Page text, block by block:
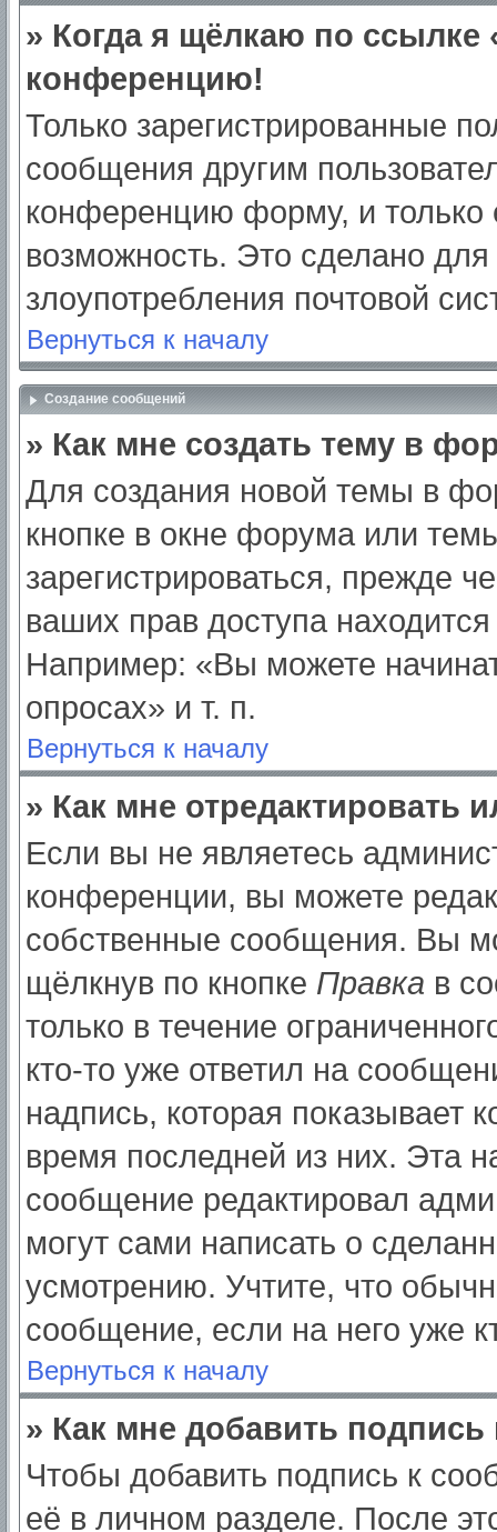
» Когда я щёлкаю по ссылке
конференцию!
Только зарегистрированные
сообщения другим
конференцию форму, и только
возможность. Это сделано для
злоупотребления почтовой
Вернуться к началу
Создание сообщений
» Как мне создать тему в
Для создания новой темы в
кнопке в окне форума или
зарегистрироваться, прежде
ваших прав доступа
Например: «Вы можете
опросах» и т. п.
Вернуться к началу
» Как мне отредактировать
Если вы не являетесь
конференции, вы можете
собственные сообщения. Вы
щёлкнув по кнопке Правка в
только в течение
кто-то уже ответил на
надпись, которая показывает
время последней из них. Эта
сообщение редактировал
могут сами написать о
усмотрению. Учтите, что
сообщение, если на него уже
Вернуться к началу
» Как мне добавить
Чтобы добавить подпись к
её в личном разделе. После